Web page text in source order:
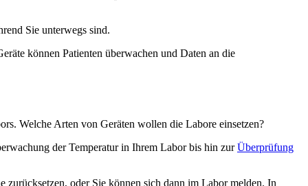
Sie unterwegs sind.
können Patienten überwachen und Daten an die
Welche Arten von Geräten wollen die Labore einsetzen?
der Temperatur in Ihrem Labor bis hin zurÜberprüfung
zurücksetzen, oder Sie können sich dann im Labor melden. In